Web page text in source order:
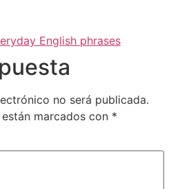
English phrases
no será publicada.
marcados con *